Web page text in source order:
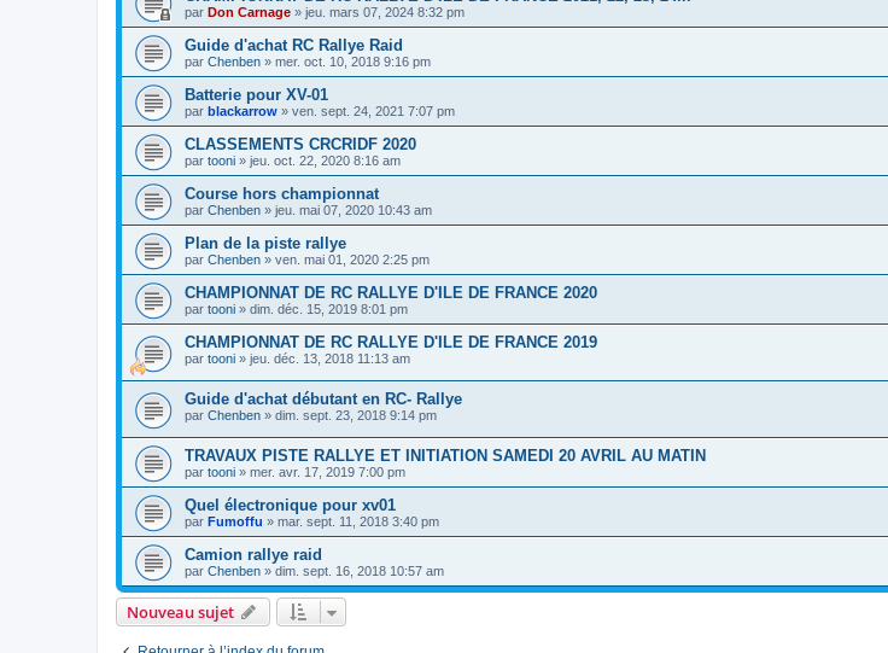
par Don Carnage » jeu. mars 07, 2024 8:32 pm
Guide d'achat RC Rallye Raid
par Chenben » mer. oct. 10, 2018 9:16 pm
Batterie pour XV-01
par blackarrow » ven. sept. 24, 2021 7:07 pm
CLASSEMENTS CRCRIDF 2020
par tooni » jeu. oct. 22, 2020 8:16 am
Course hors championnat
par Chenben » jeu. mai 07, 2020 10:43 am
Plan de la piste rallye
par Chenben » ven. mai 01, 2020 2:25 pm
CHAMPIONNAT DE RC RALLYE D'ILE DE FRANCE 2020
par tooni » dim. déc. 15, 2019 8:01 pm
CHAMPIONNAT DE RC RALLYE D'ILE DE FRANCE 2019
par tooni » jeu. déc. 13, 2018 11:13 am
Guide d'achat débutant en RC- Rallye
par Chenben » dim. sept. 23, 2018 9:14 pm
TRAVAUX PISTE RALLYE ET INITIATION SAMEDI 20 AVRIL AU MATIN
par tooni » mer. avr. 17, 2019 7:00 pm
Quel électronique pour xv01
par Fumoffu » mar. sept. 11, 2018 3:40 pm
Camion rallye raid
par Chenben » dim. sept. 16, 2018 10:57 am
Nouveau sujet